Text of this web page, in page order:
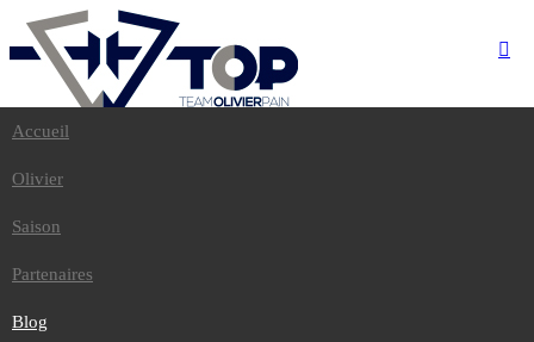
Olivier
Partenaires
Galeries
Accueil
Olivier
Saison
Partenaires
Blog